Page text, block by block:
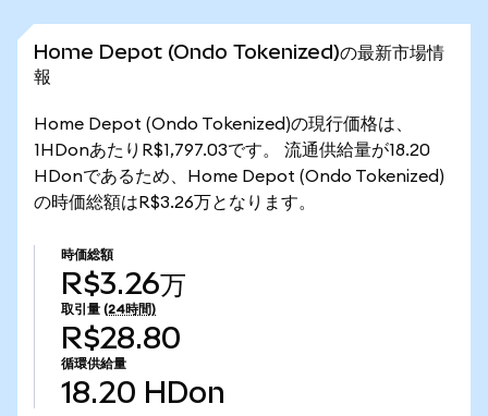
Home Depot (Ondo Tokenized)の最新市場情
報
Home Depot (Ondo Tokenized)の現行価格は、
1HDonあたりR$1,797.03です。 流通供給量が18.20
HDonであるため、Home Depot (Ondo Tokenized)
の時価総額はR$3.26万となります。
時価総額
R$3.26万
取引量 (24時間)
R$28.80
循環供給量
18.20 HDon